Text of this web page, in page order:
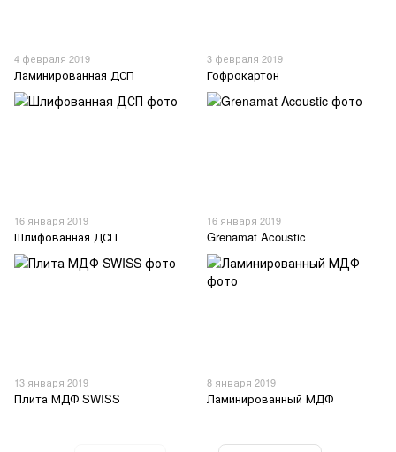
4 февраля 2019
Ламинированная ДСП
3 февраля 2019
Гофрокартон
16 января 2019
Шлифованная ДСП
16 января 2019
Grenamat Acoustic
13 января 2019
Плита МДФ SWISS
8 января 2019
Ламинированный МДФ